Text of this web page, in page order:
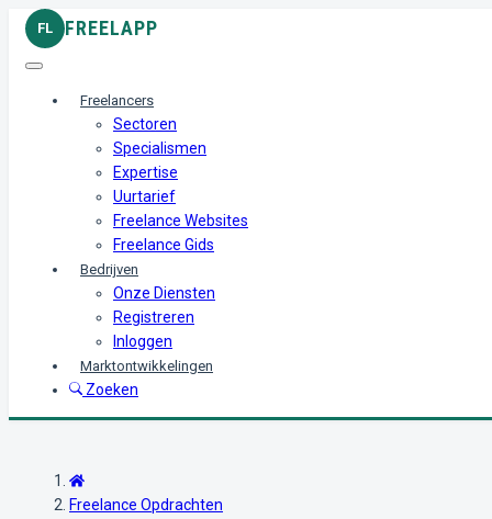
FL FREELAPP
Freelancers
Sectoren
Specialismen
Expertise
Uurtarief
Freelance Websites
Freelance Gids
Bedrijven
Onze Diensten
Registreren
Inloggen
Marktontwikkelingen
Zoeken
Freelance Opdrachten